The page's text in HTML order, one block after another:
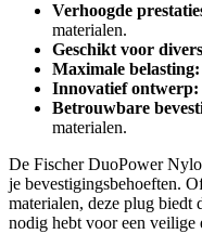
Verhoogde
materialen.
Geschikt voor
Maximale belasting:
Innovatief ontwerp:
Betrouwbare
materialen.
De Fischer DuoPower
je bevestigingsbehoeften.
materialen, deze plug
nodig hebt voor een veilige